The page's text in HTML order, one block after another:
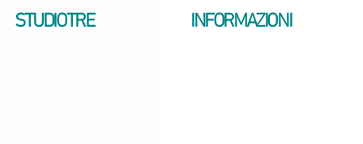
STUDIOTRE INFORMAZIONI